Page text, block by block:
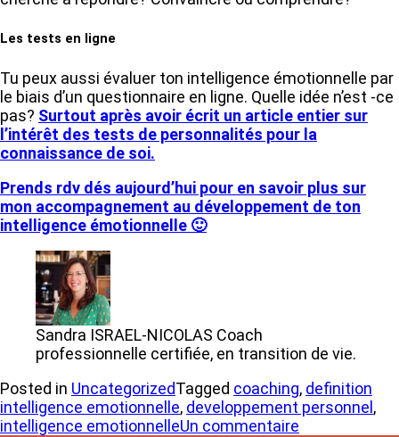
Les tests en ligne
Tu peux aussi évaluer ton intelligence émotionnelle par
le biais d’un questionnaire en ligne. Quelle idée n’est -ce
pas? Surtout après avoir écrit un article entier sur
l’intérêt des tests de personnalités pour la
connaissance de soi.
Prends rdv dés aujourd’hui pour en savoir plus sur
mon accompagnement au développement de ton
intelligence émotionnelle 🙂
Sandra ISRAEL-NICOLAS Coach
professionnelle certifiée, en transition de vie.
Posted in UncategorizedTagged coaching, definition
intelligence emotionnelle, developpement personnel ,
intelligence emotionnelleUn commentaire